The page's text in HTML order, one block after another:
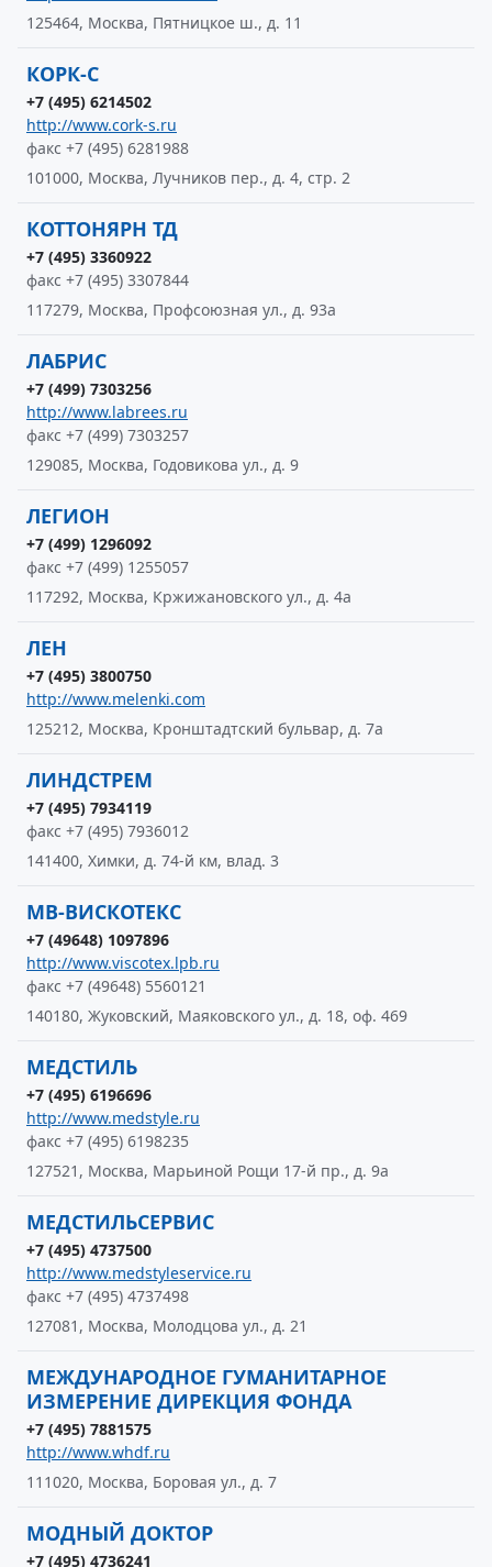
125464, Москва, Пятницкое ш., д. 11
КОРК-С
+7 (495) 6214502
http://www.cork-s.ru
факс +7 (495) 6281988
101000, Москва, Лучников пер., д. 4, стр. 2
КОТТОНЯРН ТД
+7 (495) 3360922
факс +7 (495) 3307844
117279, Москва, Профсоюзная ул., д. 93а
ЛАБРИС
+7 (499) 7303256
http://www.labrees.ru
факс +7 (499) 7303257
129085, Москва, Годовикова ул., д. 9
ЛЕГИОН
+7 (499) 1296092
факс +7 (499) 1255057
117292, Москва, Кржижановского ул., д. 4а
ЛЕН
+7 (495) 3800750
http://www.melenki.com
125212, Москва, Кронштадтский бульвар, д. 7а
ЛИНДСТРЕМ
+7 (495) 7934119
факс +7 (495) 7936012
141400, Химки, д. 74-й км, влад. 3
МВ-ВИСКОТЕКС
+7 (49648) 1097896
http://www.viscotex.lpb.ru
факс +7 (49648) 5560121
140180, Жуковский, Маяковского ул., д. 18, оф. 469
МЕДСТИЛЬ
+7 (495) 6196696
http://www.medstyle.ru
факс +7 (495) 6198235
127521, Москва, Марьиной Рощи 17-й пр., д. 9а
МЕДСТИЛЬСЕРВИС
+7 (495) 4737500
http://www.medstyleservice.ru
факс +7 (495) 4737498
127081, Москва, Молодцова ул., д. 21
МЕЖДУНАРОДНОЕ ГУМАНИТАРНОЕ
ИЗМЕРЕНИЕ ДИРЕКЦИЯ ФОНДА
+7 (495) 7881575
http://www.whdf.ru
111020, Москва, Боровая ул., д. 7
МОДНЫЙ ДОКТОР
+7 (495) 4736241